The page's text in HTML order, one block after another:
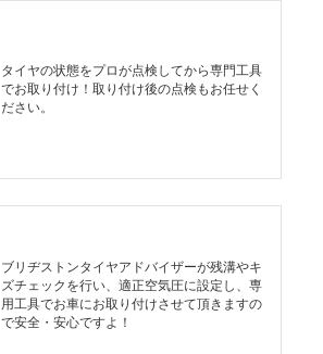
タイヤの状態をプロが点検してから専門工具
でお取り付け！取り付け後の点検もお任せく
ださい。
ブリヂストンタイヤアドバイザーが残溝やキ
ズチェックを行い、適正空気圧に設定し、専
用工具でお車にお取り付けさせて頂きますの
で安全・安心ですよ！